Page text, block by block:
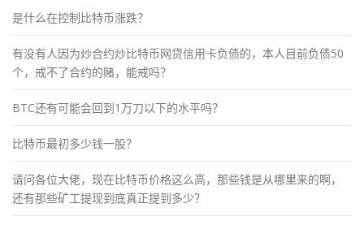
是什么在控制比特币涨跌？
有没有人因为炒合约炒比特币网贷信用卡负债的，本人目前负债50
个，戒不了合约的赌，能戒吗？
BTC还有可能会回到1万刀以下的水平吗？
比特币最初多少钱一股？
请问各位大佬，现在比特币价格这么高，那些钱是从哪里来的啊，
还有那些矿工提现到底真正提到多少？